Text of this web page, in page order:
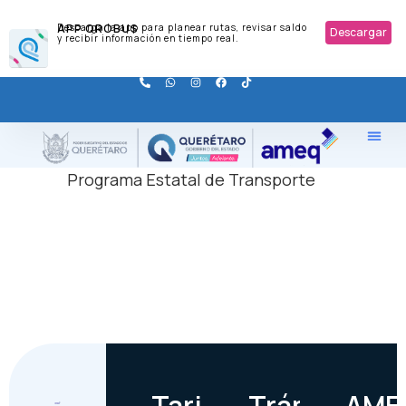
APP QROBUS
Descarga la app para planear rutas, revisar saldo
y recibir información en tiempo real.
Descargar
Programa Estatal de Transporte